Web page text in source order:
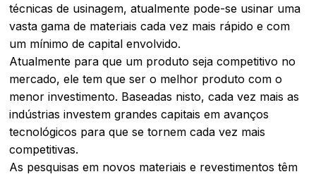
técnicas de usinagem, atualmente pode-se usinar uma
vasta gama de materiais cada vez mais rápido e com
um mínimo de capital envolvido.
Atualmente para que um produto seja competitivo no
mercado, ele tem que ser o melhor produto com o
menor investimento. Baseadas nisto, cada vez mais as
indústrias investem grandes capitais em avanços
tecnológicos para que se tornem cada vez mais
competitivas.
As pesquisas em novos materiais e revestimentos têm